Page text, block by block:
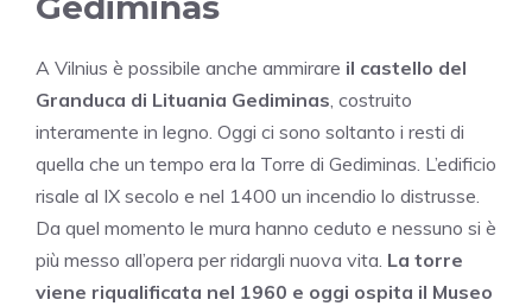
A Vilnius è possibile anche ammirare il castello del
Granduca di Lituania Gediminas, costruito
interamente in legno. Oggi ci sono soltanto i resti di
quella che un tempo era la Torre di Gediminas. L’edificio
risale al IX secolo e nel 1400 un incendio lo distrusse.
Da quel momento le mura hanno ceduto e nessuno si è
più messo all’opera per ridargli nuova vita. La torre
viene riqualificata nel 1960 e oggi ospita il Museo